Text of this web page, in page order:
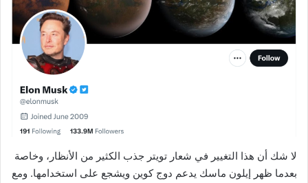
لا شك أن هذا التغيير في شعار تويتر جذب الكثير من الأنظار، وخاصة
بعدما ظهر إيلون ماسك يدعم دوج كوين ويشجع على استخدامها. ومع